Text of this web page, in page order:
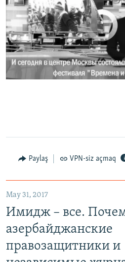
No media source
Paylaş VPN-siz açmaq
May 31, 2017
Имидж – все.
азербайджанские
правозащитники и
Имидж – все. Почему азербайджанские правозащитники и независимые журналисты попадают в тюрьму